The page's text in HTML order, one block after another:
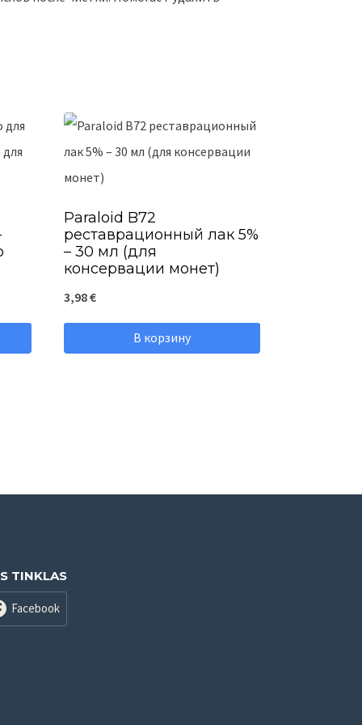
Paraloid B72
реставрационный лак 5%
– 30 мл (для
консервации монет)
3,98€
В корзину
TINKLAS
Facebook